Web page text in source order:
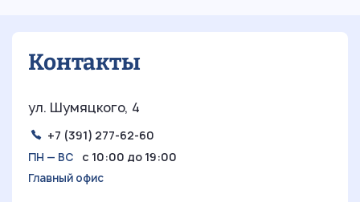
Контакты
ул. Шумяцкого, 4
+7 (391) 277-62-60
ПН — ВС с 10:00 до 19:00
Главный офис